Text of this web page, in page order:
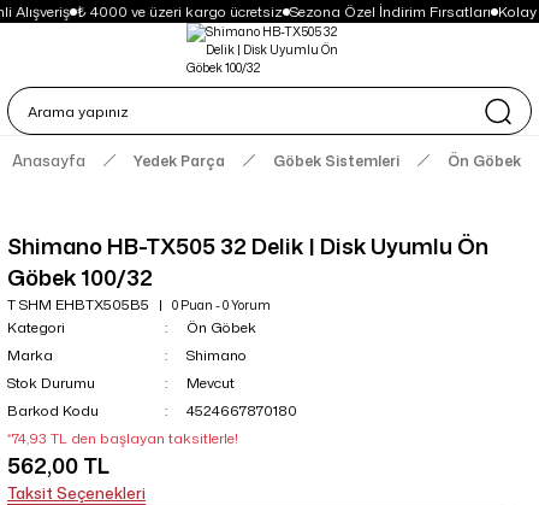
Alışveriş ₺ 4000 ve üzeri kargo ücretsiz Sezona Özel İndirim Fırsatları Kolay
Anasayfa Yedek Parça Göbek Sistemleri Ön Göbek
Shimano HB-TX505 32 Delik | Disk Uyumlu Ön
Göbek 100/32
T SHM EHBTX505B5 0 Puan - 0 Yorum
Kategori
Ön Göbek
Marka
Shimano
Stok Durumu
Mevcut
Barkod Kodu
4524667870180
*74,93 TL den başlayan taksitlerle!
562,00 TL
Taksit Seçenekleri